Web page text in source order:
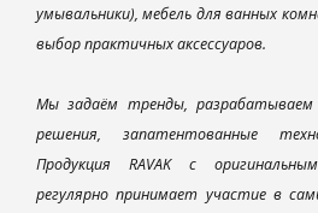
умывальники), мебель для ванных
выбор практичных аксессуаров.
Мы задаём тренды, разрабатываем
решения, запатентованные
Продукция RAVAK с
регулярно принимает участие в